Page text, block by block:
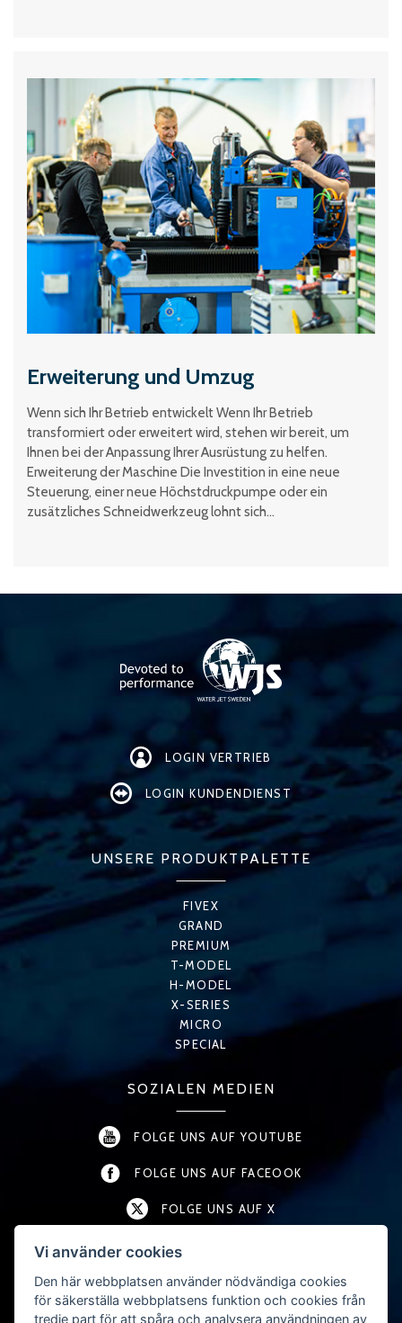
Erweiterung und Umzug
Wenn sich Ihr Betrieb entwickelt Wenn Ihr Betrieb
transformiert oder erweitert wird, stehen wir bereit, um
Ihnen bei der Anpassung Ihrer Ausrüstung zu helfen.
Erweiterung der Maschine Die Investition in eine neue
Steuerung, einer neue Höchstdruckpumpe oder ein
zusätzliches Schneidwerkzeug lohnt sich...
LOGIN VERTRIEB
LOGIN KUNDENDIENST
UNSERE PRODUKTPALETTE
FIVEX
GRAND
PREMIUM
T-MODEL
H-MODEL
X-SERIES
MICRO
SPECIAL
SOZIALEN MEDIEN
FOLGE UNS AUF YOUTUBE
FOLGE UNS AUF FACEOOK
FOLGE UNS AUF X
FOLGE UNS AUF LINKEDIN
FOLGE UNS AUF INSTAGRAM
Vi använder cookies
Den här webbplatsen använder nödvändiga cookies
för säkerställa webbplatsens funktion och cookies från
tredje part för att spåra och analysera användningen av